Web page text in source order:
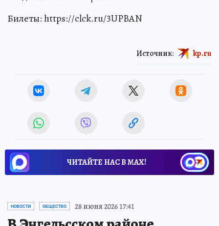
Билеты: https://clck.ru/3UPBAN
Источник: kp.ru
ЧИТАЙТЕ НАС В МАХ!
НОВОСТИ ОБЩЕСТВО 28 июня 2026 17:41